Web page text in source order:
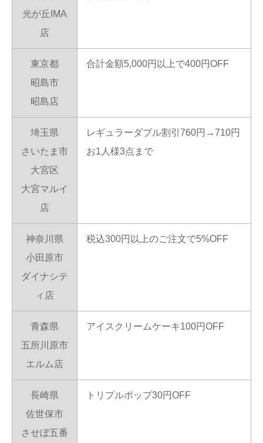
光が丘IMA
店
東京都
昭島市
昭島店
合計金額5,000円以上で400円OFF
埼玉県
さいたま市
大宮区
大宮マルイ
店
レギュラーダブル割引760円→710円
お1人様3点まで
神奈川県
小田原市
ダイナシテ
ィ店
税込300円以上のご注文で5%OFF
青森県
五所川原市
エルム店
アイスクリームケーキ100円OFF
長崎県
佐世保市
させぼ五番
トリプルポップ30円OFF